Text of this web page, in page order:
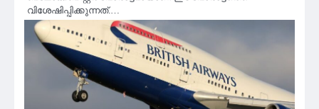
വിശേഷിപ്പിക്കുന്നത്.…